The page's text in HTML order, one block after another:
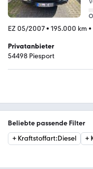
EZ 05/2007• 195.000 km •
Privatanbieter
54498 Piesport
Beliebte passende Filter
+ Kraftstoffart:Diesel +